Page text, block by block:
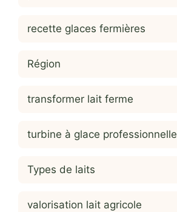
recette glaces fermières
Région
transformer lait ferme
turbine à glace professionnelle
Types de laits
valorisation lait agricole